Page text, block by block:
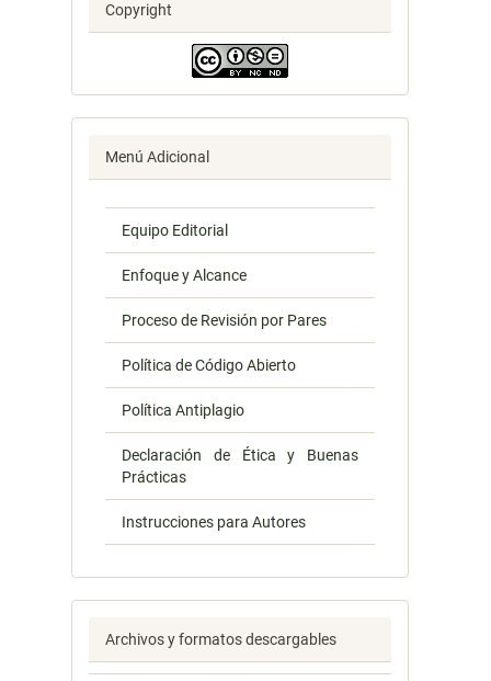
Copyright
Menú Adicional
Equipo Editorial
Enfoque y Alcance
Proceso de Revisión por Pares
Política de Código Abierto
Política Antiplagio
Declaración de Ética y Buenas
Prácticas
Instrucciones para Autores
Archivos y formatos descargables